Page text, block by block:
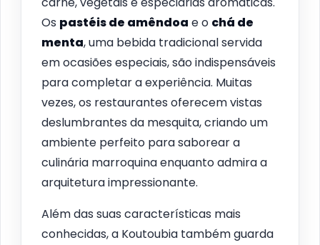
Os pastéis de amêndoa e o chá de
menta, uma bebida tradicional servida
em ocasiões especiais, são indispensáveis
para completar a experiência. Muitas
vezes, os restaurantes oferecem vistas
deslumbrantes da mesquita, criando um
ambiente perfeito para saborear a
culinária marroquina enquanto admira a
arquitetura impressionante.
Além das suas características mais
conhecidas, a Koutoubia também guarda